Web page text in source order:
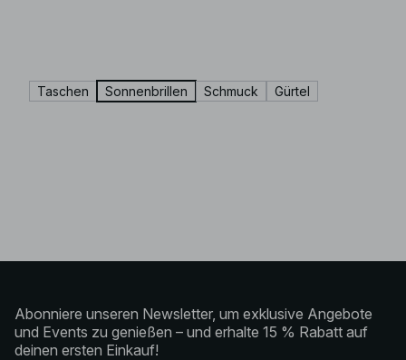
Taschen Sonnenbrillen Schmuck Gürtel
Abonniere unseren Newsletter, um exklusive Angebote
und Events zu genießen – und erhalte 15 % Rabatt auf
deinen ersten Einkauf!